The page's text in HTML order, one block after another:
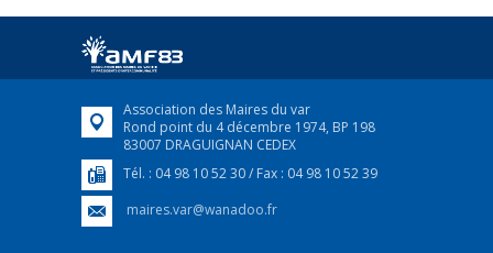
Afin d’accompagner au mieux les réfugiés
FEUILLETER
Association des Maires du var
Rond point du 4 décembre 1974, BP 198
83007 DRAGUIGNAN CEDEX
Tél. : 04 98 10 52 30 / Fax : 04 98 10 52 39
maires.var@wanadoo.fr